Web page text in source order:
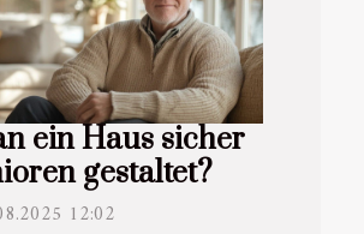
ein Haus sicher
gestaltet?
12:02